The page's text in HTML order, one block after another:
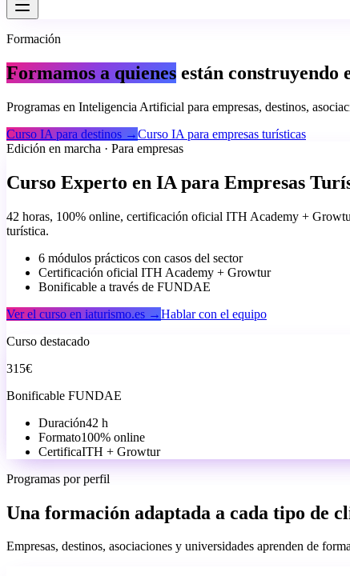
Formación
Formamos a quienes están
Programas en Inteligencia Artificial para empresas, destinos,
Curso IA para destinos →Curso IA para empresas turísticas
Edición en marcha · Para empresas
Curso Experto en IA para Empresas
42 horas, 100% online, certificación oficial ITH Academy +
turística.
6 módulos prácticos con casos del sector
Certificación oficial ITH Academy + Growtur
Bonificable a través de FUNDAE
Ver el curso en iaturismo.es →Hablar con el equipo
Curso destacado
315€
Bonificable FUNDAE
Duración42 h
Formato100% online
CertificaITH + Growtur
Programas por perfil
Una formación adaptada a cada tipo de
Empresas, destinos, asociaciones y universidades aprenden de